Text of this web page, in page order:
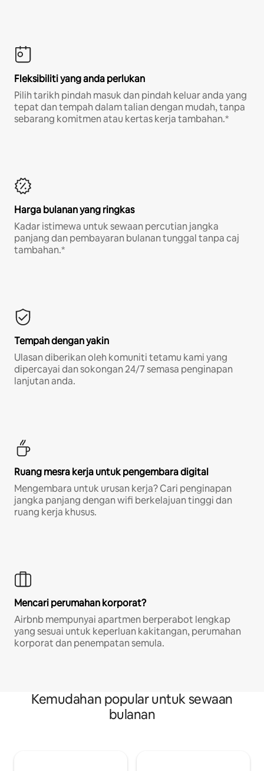
Fleksibiliti yang anda perlukan
Pilih tarikh pindah masuk dan pindah keluar anda yang
tepat dan tempah dalam talian dengan mudah, tanpa
sebarang komitmen atau kertas kerja tambahan.*
Harga bulanan yang ringkas
Kadar istimewa untuk sewaan percutian jangka
panjang dan pembayaran bulanan tunggal tanpa caj
tambahan.*
Tempah dengan yakin
Ulasan diberikan oleh komuniti tetamu kami yang
dipercayai dan sokongan 24/7 semasa penginapan
lanjutan anda.
Ruang mesra kerja untuk pengembara digital
Mengembara untuk urusan kerja? Cari penginapan
jangka panjang dengan wifi berkelajuan tinggi dan
ruang kerja khusus.
Mencari perumahan korporat?
Airbnb mempunyai apartmen berperabot lengkap
yang sesuai untuk keperluan kakitangan, perumahan
korporat dan penempatan semula.
Kemudahan popular untuk sewaan
bulanan